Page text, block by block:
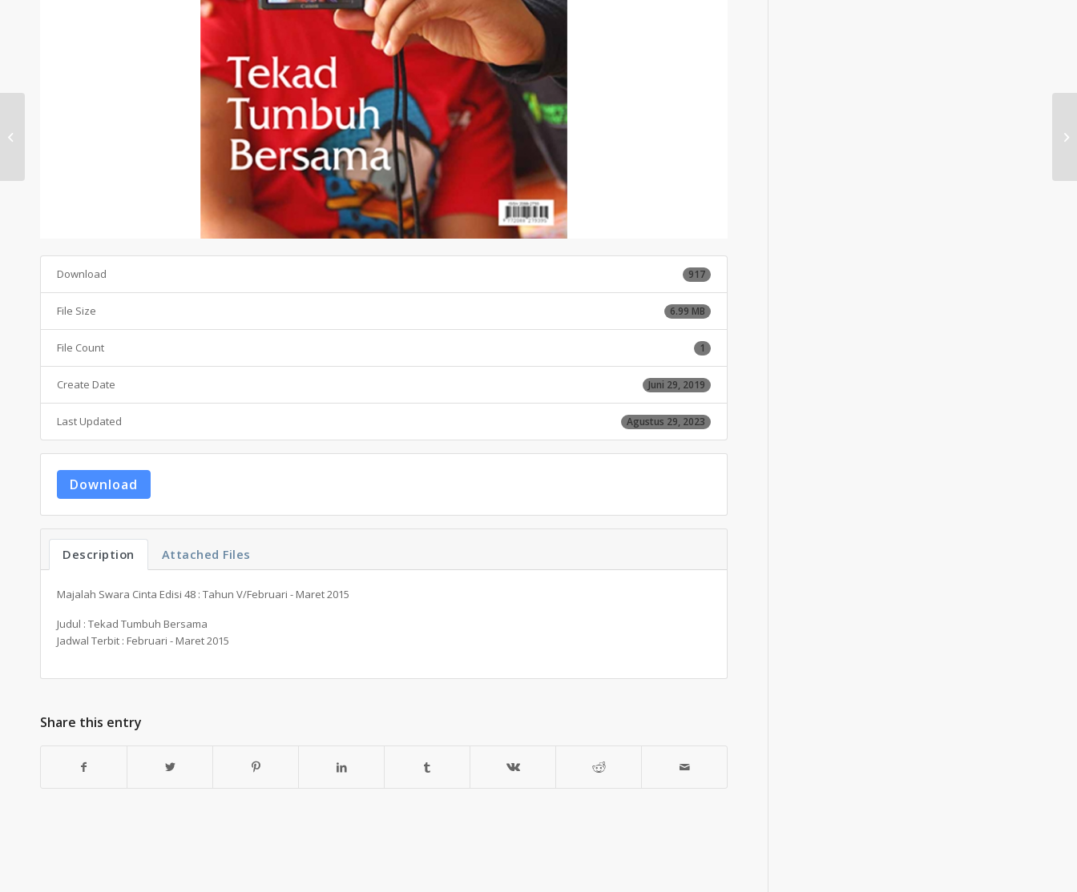
Download 917
File Size 6.99 MB
File Count 1
Create Date Juni 29, 2019
Last Updated Agustus 29, 2023
Download
Description Attached Files
Majalah Swara Cinta Edisi 48 : Tahun V/Februari - Maret 2015
Judul : Tekad Tumbuh Bersama
Jadwal Terbit : Februari - Maret 2015
Share this entry